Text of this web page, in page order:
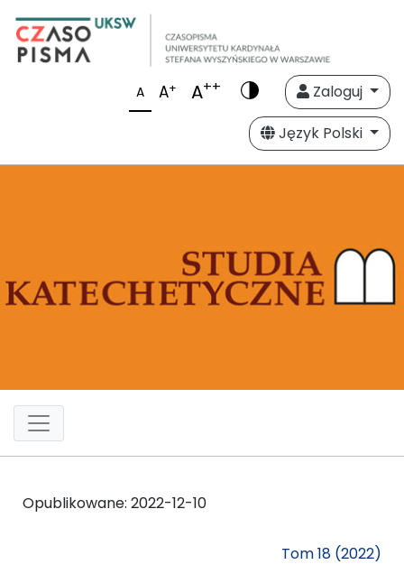
A A+ A++
Zaloguj
Język Polski
Opublikowane: 2022-12-10
Tom 18 (2022)